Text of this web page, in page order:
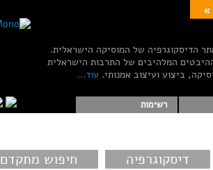
הדיסקוגרפיה של המוסיקה הישראלית.
המלהיבים של התרבות הישראלית
ביצוע ועיצוב אמנותי. עוד...
רשימות
דיסקוגרפיה חיפוש מתקדם